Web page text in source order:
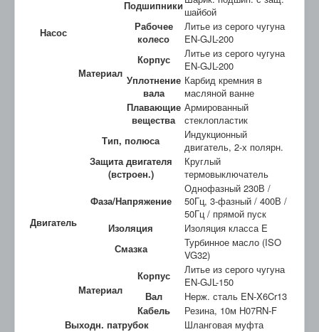
Насос
Подшипники шайбой
Материал
Рабочее
колесо
Литье из серого чугуна
EN-GJL-200
Корпус
Литье из серого чугуна
EN-GJL-200
Уплотнение
вала
Карбид кремния в
масляной ванне
Плавающие
вещества
Армированный
стеклопластик
Двигатель
Тип, полюса
Индукционный
двигатель, 2-х полярн.
Защита двигателя
(встроен.)
Круглый
термовыключатель
Фаза/Напряжение
Однофазный 230В /
50Гц, 3-фазный / 400В /
50Гц / прямой пуск
Изоляция
Изоляция класса E
Смазка
Турбинное масло (ISO
VG32)
Материал
Корпус
Литье из серого чугуна
EN-GJL-150
Вал
Нерж. сталь EN-X6Cr13
Кабель
Резина, 10м H07RN-F
Выходн. патрубок
Шланговая муфта